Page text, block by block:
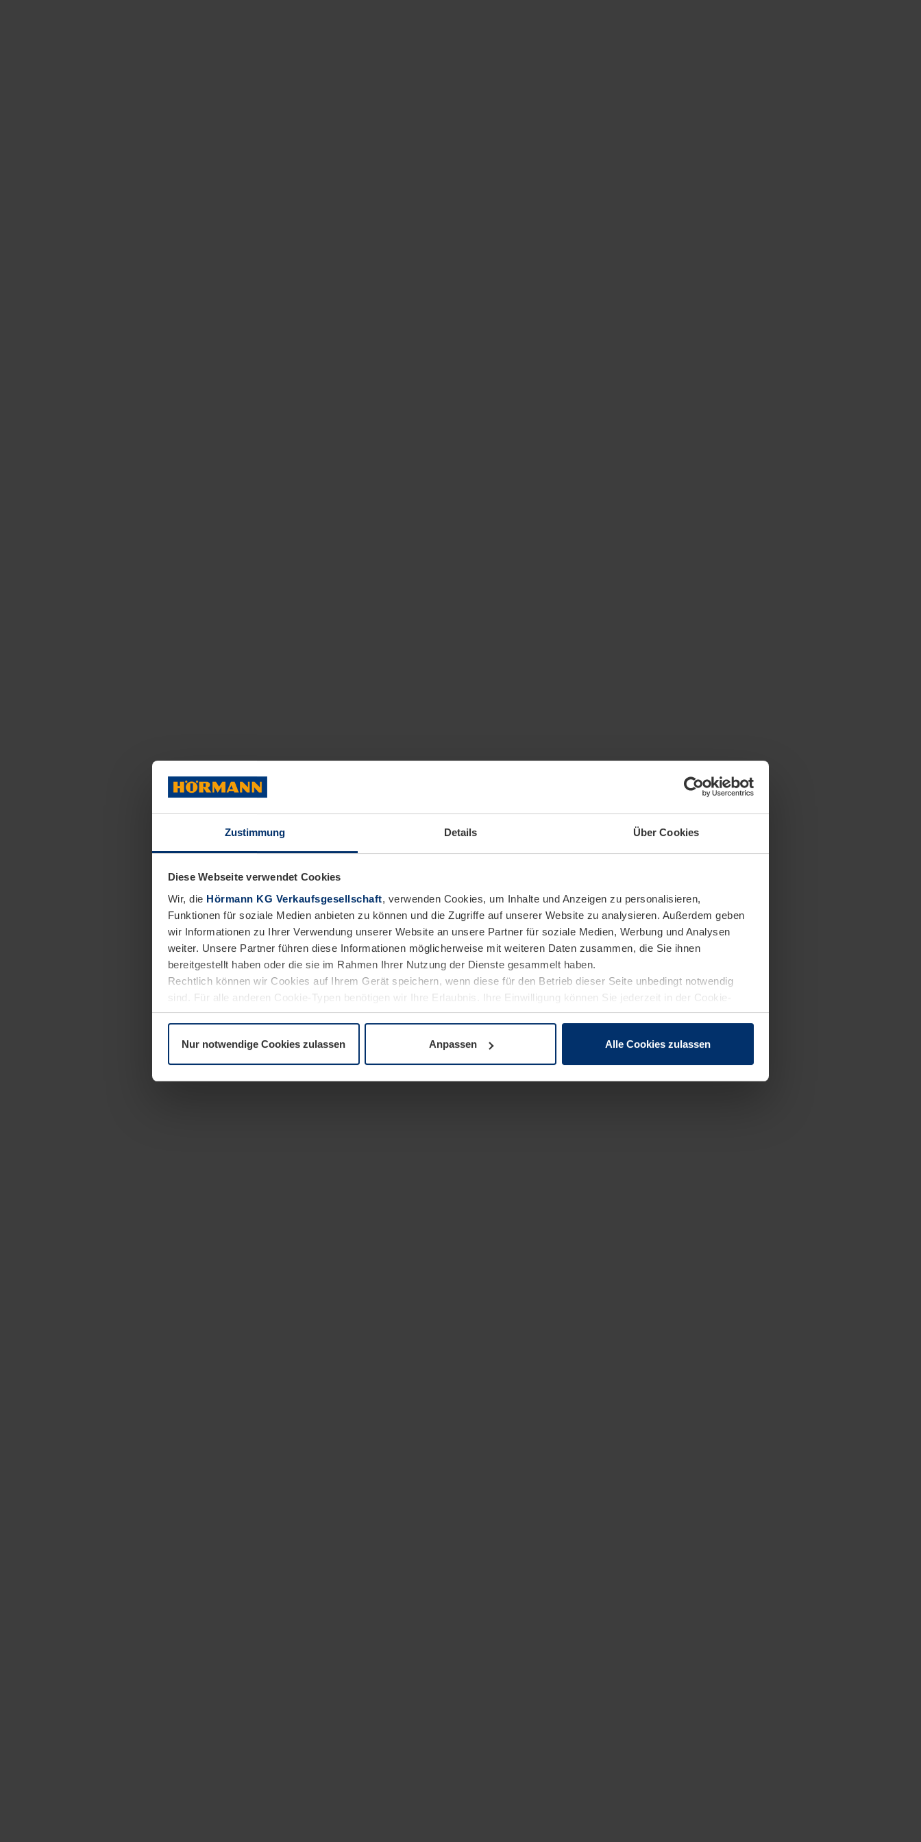
Zustimmung Details Über Cookies
Diese Webseite verwendet Cookies
Wir, die Hörmann KG Verkaufsgesellschaft, verwenden Cookies, um Inhalte und Anzeigen zu personalisieren,
Funktionen für soziale Medien anbieten zu können und die Zugriffe auf unserer Website zu analysieren. Außerdem geben
wir Informationen zu Ihrer Verwendung unserer Website an unsere Partner für soziale Medien, Werbung und Analysen
weiter. Unsere Partner führen diese Informationen möglicherweise mit weiteren Daten zusammen, die Sie ihnen
bereitgestellt haben oder die sie im Rahmen Ihrer Nutzung der Dienste gesammelt haben.
Rechtlich können wir Cookies auf Ihrem Gerät speichern, wenn diese für den Betrieb dieser Seite unbedingt notwendig
sind. Für alle anderen Cookie-Typen benötigen wir Ihre Erlaubnis. Ihre Einwilligung können Sie jederzeit in der Cookie-
Erläuterung auf der SeiteDatenschutzerklärungunserer Website ändern oder widerrufen.
Nur notwendige Cookies zulassen Anpassen Alle Cookies zulassen